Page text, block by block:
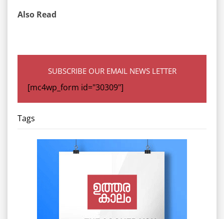
Also Read
SUBSCRIBE OUR EMAIL NEWS LETTER
[mc4wp_form id="30309"]
Tags